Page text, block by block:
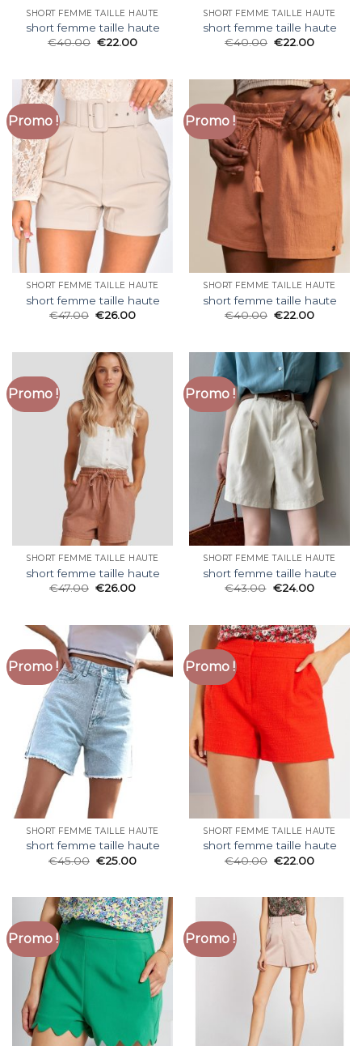
SHORT FEMME TAILLE HAUTE
short femme taille haute
€40.00 €22.00
SHORT FEMME TAILLE HAUTE
short femme taille haute
€40.00 €22.00
Promo !
SHORT FEMME TAILLE HAUTE
short femme taille haute
€47.00 €26.00
Promo !
SHORT FEMME TAILLE HAUTE
short femme taille haute
€40.00 €22.00
Promo !
SHORT FEMME TAILLE HAUTE
short femme taille haute
€47.00 €26.00
Promo !
SHORT FEMME TAILLE HAUTE
short femme taille haute
€43.00 €24.00
Promo !
SHORT FEMME TAILLE HAUTE
short femme taille haute
€45.00 €25.00
Promo !
SHORT FEMME TAILLE HAUTE
short femme taille haute
€40.00 €22.00
Promo ! Promo !